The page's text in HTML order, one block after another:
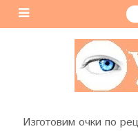
Изготовим очки по